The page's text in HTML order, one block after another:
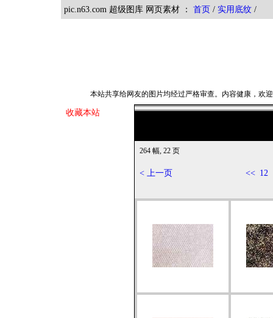
pic.n63.com 超级图库 网页素材 ： 首页 / 实用底纹
本站共享给网友的图片均经过严格审查。内容健康，欢
收藏本站
264 幅, 22 页
< 上一页 << 12